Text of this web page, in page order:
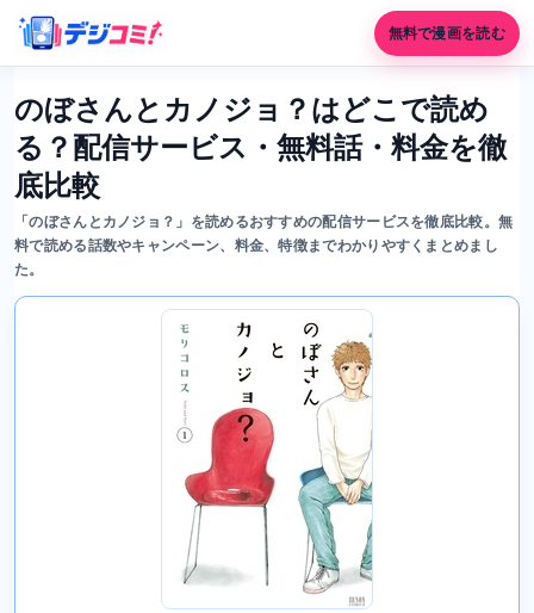
無料で漫画を読む
のぼさんとカノジョ？はどこで読め
る？配信サービス・無料話・料金を徹
底比較
「のぼさんとカノジョ？」を読めるおすすめの配信サービスを徹底比較。無
料で読める話数やキャンペーン、料金、特徴までわかりやすくまとめまし
た。